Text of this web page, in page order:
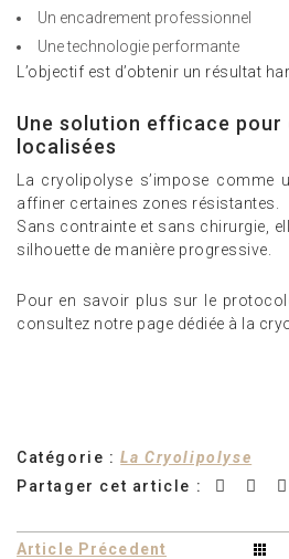
Un encadrement professionnel
Une technologie performante
L’objectif est d’obtenir un résultat
Une solution efficace pour
localisées
La cryolipolyse s’impose comme
affiner certaines zones résistantes.
Sans contrainte et sans chirurgie,
silhouette de manière progressive.
Pour en savoir plus sur le
consultez notre page dédiée à la
Catégorie :La Cryolipolyse
Partager cet article :
Article Précedent